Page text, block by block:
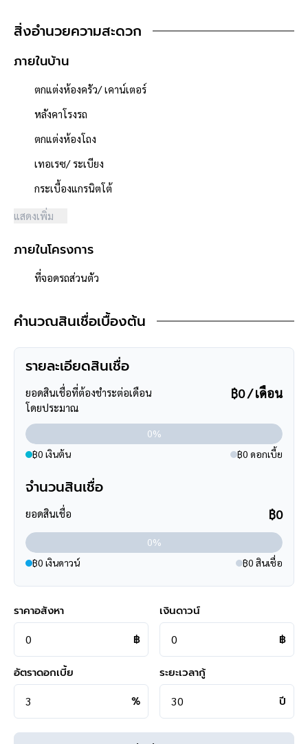
**ฟังก์ชันบ้าน**
ห้องนอน : 2 ห้อง
ห้องน้ำ : 2 ห้อง
ที่จอดรถ : 1 คัน
เนื้อที่ 22 ตารางวา
- หน้ากว้าง 5.20 เมตร
- พื้นที่ใช้สอย 116 ตารางเมตร
- หน้าบ้านหันไปทาง "ทิศเหนือ"
- น้ำประปา ไฟฟ้าพร้อมเข้าอยู่
- ค่าใช้จ่ายส่วนกลางนิติบุคคล 0 บาท/เดือน
**จุดเด่นโครงการ–สภาพแวดล้อม**
- โครงการตั้งอยู่บนถนนสายหลัก ได้แก่ ถนนรัตนาธิเบศร์
- ถนนโครงการกว้าง 6 เมตร
- สภาพแวดล้อมดี สะอาด
minimart / อยู่ในชุมชนสามารถค้าขายได้
- ใกล้ห้างสรรพสินค้าเซ็มทรัลเวสต์เกต ,บิ๊กซี บางใหญ่ ,โลตัส
บางใหญ่
,อิเกีย บางใหญ่ ,เดอะสแควร์ บางใหญ่
- ใกล้โรงพยาบาลเกษมราษฏร์ อินเตอร์เนชั่นแนล ,เกษมราษฏร์
- ใกล้โรงเรียนจันทร์ทองเอี่ยม ,โรงเรียนพระแม่สกลสงเคราะห์
- ใกล้ทุกธนาคาร
**การเดินทาง**
- ตัวบ้านห่างจากหน้าโครงการ 700 เมตร
- หน้าโครงการติดถนนใหญ่
- เชื่อมต่อหลายเส้นทาง ได้แก่ ถนนกาญจนาภิเษก, ถนนรัตนาธิเบศร์,
- ใกล้โครงการรถไฟฟ้าสายสีม่วง "สถานีสามแยกบางใหญ่"
- ใกล้จุดขึ้นทางด่วน "กาญจนาภิเษก"
**สอบถามข้อมูลบ้านมือสอง**
เรามีบริการด้านสินเชื่อ ติดต่อได้กับทุกธนาคาร สามารถกู้ได้วงเงิน
สูงสุดถึง 90-110 % ที่สำคัญคือ ฟรีค่ะ
สามารถนัดชมบ้าน หรือสอบถามข้อมูลเบื้องต้น ทุกวัน ได้ที่เบอร์095
-264-4465,02-494-9187
สิ่งอำนวยความสะดวก
ภายในบ้าน
ตกแต่งห้องครัว/ เคาน์เตอร์
หลังคาโรงรถ
ตกแต่งห้องโถง
เทอเรซ/ ระเบียง
กระเบื้องแกรนิตโต้
แสดงเพิ่ม
ภายในโครงการ
ที่จอดรถส่วนตัว
คำนวณสินเชื่อเบื้องต้น
ราคาอสังหา
฿
เงินดาวน์
฿
อัตราดอกเบี้ย
%
ระยะเวลากู้
ปี
รายละเอียดสินเชื่อ
ยอดสินเชื่อที่ต้องชำระต่อเดือน
โดยประมาณ
฿0 / เดือน
0%
฿0 เงินต้น
฿0 ดอกเบี้ย
จำนวนสินเชื่อ
ยอดสินเชื่อ ฿0
0%
฿0 เงินดาวน์
฿0 สินเชื่อ